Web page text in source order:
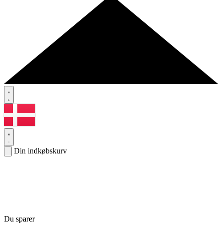
Din indkøbskurv
Du sparer